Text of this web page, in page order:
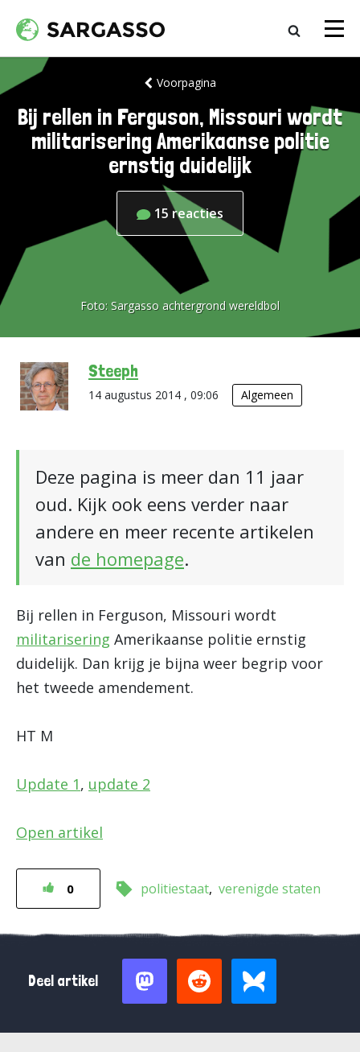
Voorpagina
Bij rellen in Ferguson, Missouri wordt
militarisering Amerikaanse politie
ernstig duidelijk
15 reacties
Foto: Sargasso achtergrond wereldbol
Steeph
14 augustus 2014 , 09:06 Algemeen
Deze pagina is meer dan 11 jaar
oud. Kijk ook eens verder naar
andere en meer recente artikelen
van de homepage.
Bij rellen in Ferguson, Missouri wordt
militarisering Amerikaanse politie ernstig
duidelijk. Dan krijg je bijna weer begrip voor
het tweede amendement.
HT M
Update 1, update 2
Open artikel
0 politiestaat verenigde staten
Deel artikel